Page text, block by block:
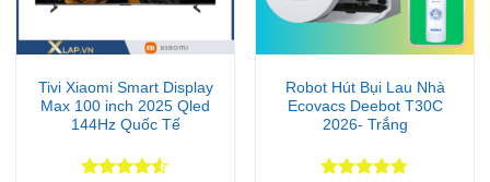
Tivi Xiaomi Smart Display
Max 100 inch 2025 Qled
144Hz Quốc Tế
Robot Hút Bụi Lau Nhà
Ecovacs Deebot T30C
2026- Trắng